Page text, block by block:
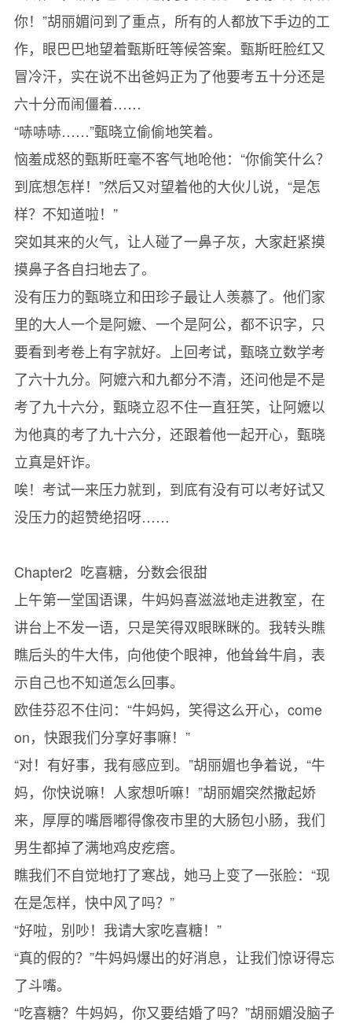
你！”胡丽媚问到了重点，所有的人都放下手边的工
作，眼巴巴地望着甄斯旺等候答案。甄斯旺脸红又
冒冷汗，实在说不出爸妈正为了他要考五十分还是
六十分而闹僵着……
“哧哧哧……”甄晓立偷偷地笑着。
恼羞成怒的甄斯旺毫不客气地呛他：“你偷笑什么？
到底想怎样！”然后又对望着他的大伙儿说，“是怎
样？不知道啦！”
突如其来的火气，让人碰了一鼻子灰，大家赶紧摸
摸鼻子各自扫地去了。
没有压力的甄晓立和田珍子最让人羡慕了。他们家
里的大人一个是阿嬷、一个是阿公，都不识字，只
要看到考卷上有字就好。上回考试，甄晓立数学考
了六十九分。阿嬷六和九都分不清，还问他是不是
考了九十六分，甄晓立忍不住一直狂笑，让阿嬷以
为他真的考了九十六分，还跟着他一起开心，甄晓
立真是奸诈。
唉！考试一来压力就到，到底有没有可以考好试又
没压力的超赞绝招呀……
Chapter2 吃喜糖，分数会很甜
上午第一堂国语课，牛妈妈喜滋滋地走进教室，在
讲台上不发一语，只是笑得双眼眯眯的。我转头瞧
瞧后头的牛大伟，向他使个眼神，他耸耸牛肩，表
示自己也不知道怎么回事。
欧佳芬忍不住问：“牛妈妈，笑得这么开心，come
on，快跟我们分享好事嘛！”
“对！有好事，我有感应到。”胡丽媚也争着说，“牛
妈，你快说嘛！人家想听嘛！”胡丽媚突然撒起娇
来，厚厚的嘴唇嘟得像夜市里的大肠包小肠，我们
男生都掉了满地鸡皮疙瘩。
瞧我们不自觉地打了寒战，她马上变了一张脸：“现
在是怎样，快中风了吗？”
“好啦，别吵！我请大家吃喜糖！”
“真的假的？”牛妈妈爆出的好消息，让我们惊讶得忘
了斗嘴。
“吃喜糖？牛妈妈，你又要结婚了吗？”胡丽媚没脑子